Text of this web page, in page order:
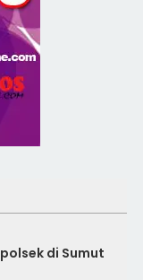
di Sumut